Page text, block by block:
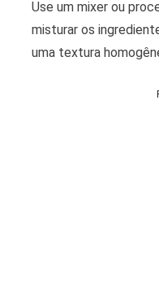
Use um mixer ou
misturar os
uma textura